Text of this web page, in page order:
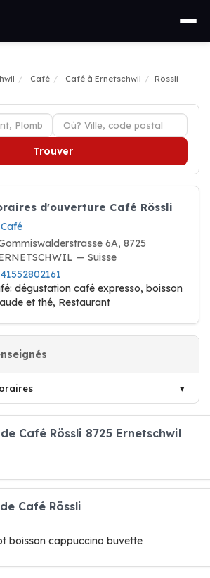
Café Café à Ernetschwil Rössli
Trouver
d'ouverture Café Rössli
Café
6A, 8725
— Suisse
41552802161
dégustation café expresso, boisson
et thé, Restaurant
Café Rössli 8725 Ernetschwil
Café Rössli
boisson cappuccino buvette